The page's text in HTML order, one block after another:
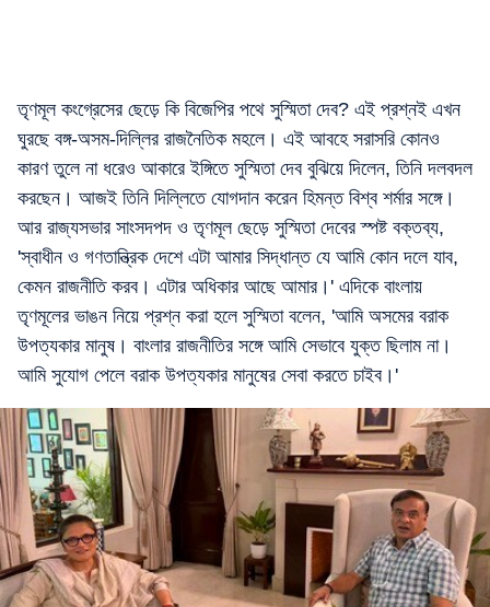
তৃণমূল কংগ্রেসের ছেড়ে কি বিজেপির পথে সুস্মিতা দেব? এই প্রশ্নই এখন
ঘুরছে বঙ্গ-অসম-দিল্লির রাজনৈতিক মহলে। এই আবহে সরাসরি কোনও
কারণ তুলে না ধরেও আকারে ইঙ্গিতে সুস্মিতা দেব বুঝিয়ে দিলেন, তিনি দলবদল
করছেন। আজই তিনি দিল্লিতে যোগদান করেন হিমন্ত বিশ্ব শর্মার সঙ্গে।
আর রাজ্যসভার সাংসদপদ ও তৃণমূল ছেড়ে সুস্মিতা দেবের স্পষ্ট বক্তব্য,
'স্বাধীন ও গণতান্ত্রিক দেশে এটা আমার সিদ্ধান্ত যে আমি কোন দলে যাব,
কেমন রাজনীতি করব। এটার অধিকার আছে আমার।' এদিকে বাংলায়
তৃণমূলের ভাঙন নিয়ে প্রশ্ন করা হলে সুস্মিতা বলেন, 'আমি অসমের বরাক
উপত্যকার মানুষ। বাংলার রাজনীতির সঙ্গে আমি সেভাবে যুক্ত ছিলাম না।
আমি সুযোগ পেলে বরাক উপত্যকার মানুষের সেবা করতে চাইব।'